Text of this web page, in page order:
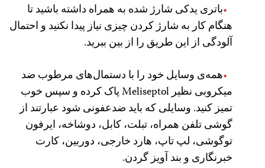
باتری یدکی شارژ شده به همراه داشته باشید تا
هنگام کار به شارژ کردن چیزی نیاز پیدا نکنید و احتمال
آلودگی از این طریق را از بین ببرید.
همه‌ی وسایل خود را با دستمال‌های مرطوب ضد
میکروبی نظیر Meliseptol پاک کرده و سپس خوب
تمیز کنید. وسایلی که باید ضدعفونی شود عبارتند از
گوشی تلفن همراه،‌ تبلت، کابل، دوشاخه، ایرفون
توگوشی، لپ تاپ، هارد خارجی، دوربین، کارت
خبرنگاری و بند آویز گردن.